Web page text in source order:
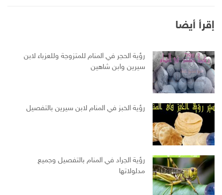
إقرأ أيضا
رؤية الحجر في المنام للمتزوجة وللعزباء لابن
سيرين وابن شاهين
رؤية الخبز في المنام لابن سيرين بالتفصيل
رؤية الجراد في المنام بالتفصيل وجميع
مدلولاتها